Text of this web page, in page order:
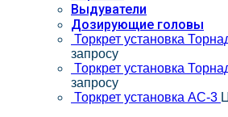
Выдуватели
Дозирующие головы
Торкрет установка
запросу
Торкрет установка
запросу
Торкрет установка АС-3